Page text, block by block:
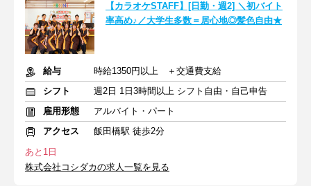
【カラオケSTAFF】[日勤・週2] ＼初バイト
率高め♪／大学生多数＝居心地◎髪色自由★
給与
時給1350円以上 ＋交通費支給
シフト
週2日 1日3時間以上 シフト自由・自己申告
雇用形態
アルバイト・パート
アクセス
飯田橋駅 徒歩2分
あと1日
株式会社コシダカの求人一覧を見る